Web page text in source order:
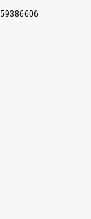
59386606